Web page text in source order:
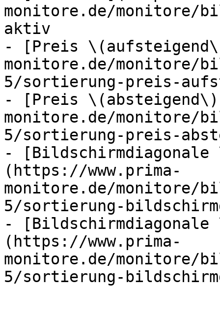
monitore.de/monitore/
aktiv
- [Preis
monitore.de/monitore/
5/sortierung-preis-
- [Preis
monitore.de/monitore/
5/sortierung-preis-
-
(https://www.prima-
monitore.de/monitore/
5/sortierung-
-
(https://www.prima-
monitore.de/monitore/